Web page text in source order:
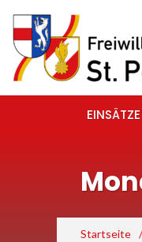
Startseite /